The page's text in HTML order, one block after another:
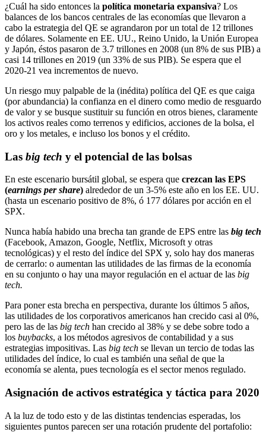
¿Cuál ha sido entonces la política monetaria expansiva? Los
balances de los bancos centrales de las economías que llevaron a
cabo la estrategia del QE se agrandaron por un total de 12 trillones
de dólares. Solamente en EE. UU., Reino Unido, la Unión Europea
y Japón, éstos pasaron de 3.7 trillones en 2008 (un 8% de sus PIB) a
casi 14 trillones en 2019 (un 33% de sus PIB). Se espera que el
2020-21 vea incrementos de nuevo.
Un riesgo muy palpable de la (inédita) política del QE es que caiga
(por abundancia) la confianza en el dinero como medio de resguardo
de valor y se busque sustituir su función en otros bienes, claramente
los activos reales como terrenos y edificios, acciones de la bolsa, el
oro y los metales, e incluso los bonos y el crédito.
Las big tech y el potencial de las bolsas
En este escenario bursátil global, se espera que crezcan las EPS
(earnings per share) alrededor de un 3-5% este año en los EE. UU.
(hasta un escenario positivo de 8%, ó 177 dólares por acción en el
SPX.
Nunca había habido una brecha tan grande de EPS entre las big tech
(Facebook, Amazon, Google, Netflix, Microsoft y otras
tecnológicas) y el resto del índice del SPX y, solo hay dos maneras
de cerrarlo: o aumentan las utilidades de las firmas de la economía
en su conjunto o hay una mayor regulación en el actuar de las big
tech.
Para poner esta brecha en perspectiva, durante los últimos 5 años,
las utilidades de los corporativos americanos han crecido casi al 0%,
pero las de las big tech han crecido al 38% y se debe sobre todo a
los buybacks, a los métodos agresivos de contabilidad y a sus
estrategias impositivas. Las big tech se llevan un tercio de todas las
utilidades del índice, lo cual es también una señal de que la
economía se alenta, pues tecnología es el sector menos regulado.
Asignación de activos estratégica y táctica para 2020
A la luz de todo esto y de las distintas tendencias esperadas, los
siguientes puntos parecen ser una rotación prudente del portafolio: